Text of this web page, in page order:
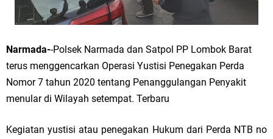
Narmada--Polsek Narmada dan Satpol PP Lombok Barat
terus menggencarkan Operasi Yustisi Penegakan Perda
Nomor 7 tahun 2020 tentang Penanggulangan Penyakit
menular di Wilayah setempat. Terbaru
Kegiatan yustisi atau penegakan Hukum dari Perda NTB no